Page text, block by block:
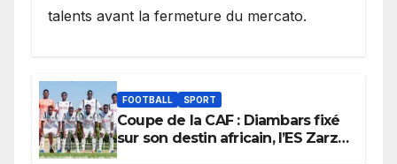
talents avant la fermeture du mercato.
FOOTBALL SPORT
Coupe de la CAF : Diambars fixé
sur son destin africain, l’ES Zarzis